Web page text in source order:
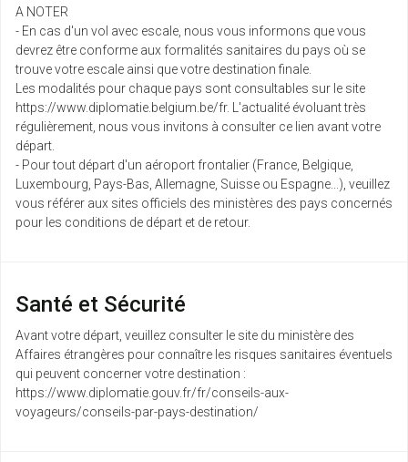
A NOTER
- En cas d'un vol avec escale, nous vous informons que vous
devrez être conforme aux formalités sanitaires du pays où se
trouve votre escale ainsi que votre destination finale.
Les modalités pour chaque pays sont consultables sur le site
https://www.diplomatie.belgium.be/fr. L'actualité évoluant très
régulièrement, nous vous invitons à consulter ce lien avant votre
départ.
- Pour tout départ d'un aéroport frontalier (France, Belgique,
Luxembourg, Pays-Bas, Allemagne, Suisse ou Espagne...), veuillez
vous référer aux sites officiels des ministères des pays concernés
pour les conditions de départ et de retour.
Santé et Sécurité
Avant votre départ, veuillez consulter le site du ministère des
Affaires étrangères pour connaître les risques sanitaires éventuels
qui peuvent concerner votre destination :
https://www.diplomatie.gouv.fr/fr/conseils-aux-
voyageurs/conseils-par-pays-destination/